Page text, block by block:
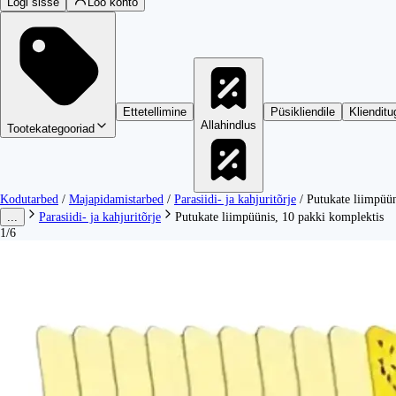
Tootekategooriad
Ettetellimine
Allahindlus
Püsikliendile
Kodutarbed / Majapidamistarbed / Parasiidi- ja kahjuritõrje / Putukate
...
Parasiidi- ja kahjuritõrje
Putukate liimpüünis, 10 pakki komplektis
1/6